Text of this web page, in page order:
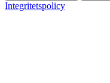
Integritetspolicy